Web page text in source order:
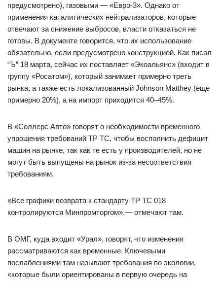
предусмотрено), газовыми — «Евро-3». Однако от
применения каталитических нейтрализаторов, которые
отвечают за снижение выбросов, власти отказаться не
готовы. В документе говорится, что их использование
обязательно, если предусмотрено конструкцией. Как писал
“Ъ” 18 марта, сейчас их поставляет «Экоальянс» (входит в
группу «Росатом»), который занимает примерно треть
рынка, а также есть локализованный Johnson Matthey (еще
примерно 20%), а на импорт приходится 40–45%.
В «Соллерс Авто» говорят о необходимости временного
упрощения требований ТР ТС, чтобы восполнить дефицит
машин на рынке, так как те есть у производителей, но не
могут быть выпущены на рынок из-за несоответствия
требованиям.
«Все графики возврата к стандарту ТР ТС 018
контролируются Минпромторгом»,— отмечают там.
В ОМГ, куда входит «Урал», говорят, что изменения
рассматриваются как временные. Ключевыми
послаблениями там называют требования по экологии,
«которые были ориентированы в первую очередь на